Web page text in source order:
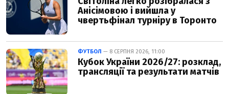
Анісімовою і вийшла у
чвертьфінал турніру в Торонто
ФУТБОЛ — 8 СЕРПНЯ 2026, 11:00
Кубок України 2026/27: розклад,
трансляції та результати матчів